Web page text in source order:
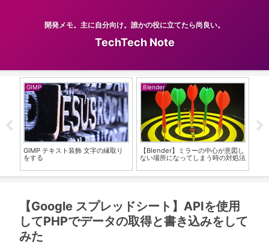
開発メモ。主に自分向け。誰かの役に立てたら尚良い。
TechTech Note
GIMP
GIMP テキスト装飾 文字の縁取り
をする
Blender
【Blender】ミラーの中心が意図し
ない場所になってしまう時の対処法
【Google スプレッドシート】APIを使用
してPHPでデータの取得と書き込みをして
みた